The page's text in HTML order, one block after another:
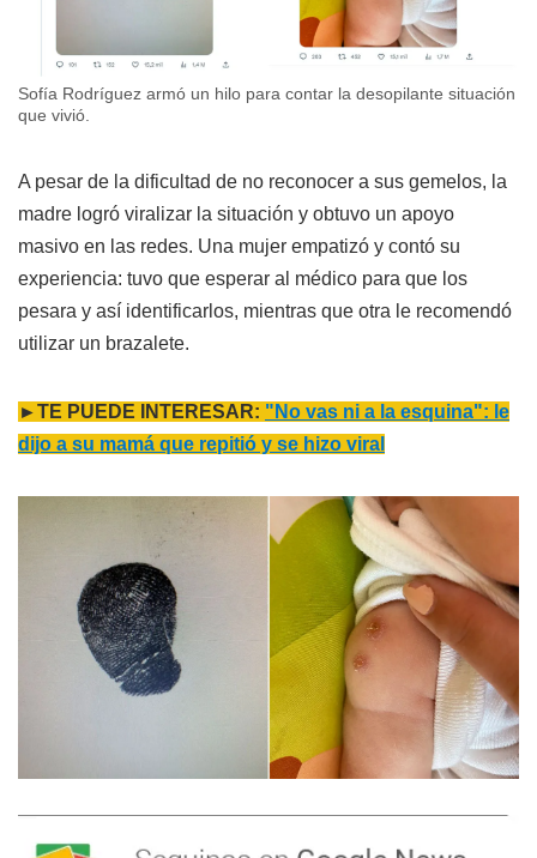
Sofía Rodríguez armó un hilo para contar la desopilante situación
que vivió.
A pesar de la dificultad de no reconocer a sus gemelos, la
madre logró viralizar la situación y obtuvo un apoyo
masivo en las redes. Una mujer empatizó y contó su
experiencia: tuvo que esperar al médico para que los
pesara y así identificarlos, mientras que otra le recomendó
utilizar un brazalete.
►TE PUEDE INTERESAR: "No vas ni a la esquina": le
dijo a su mamá que repitió y se hizo viral